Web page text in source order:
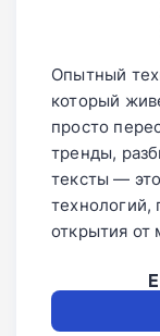
Опытный
который
просто
тренды,
тексты —
открытия от